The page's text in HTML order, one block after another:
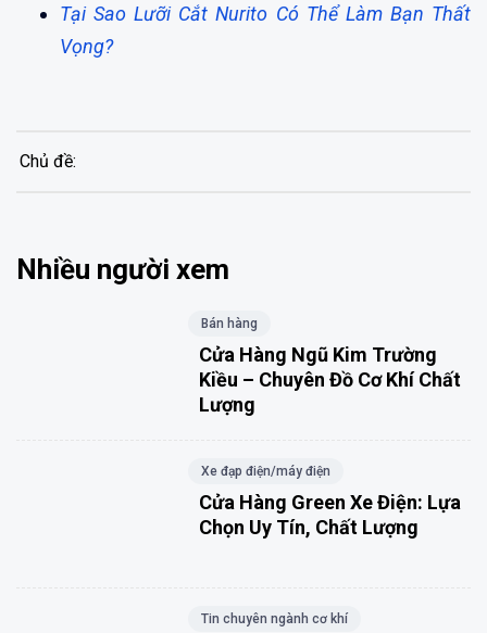
Tại Sao Lưỡi Cắt Nurito Có Thể Làm Bạn Thất
Vọng?
Chủ đề:
Nhiều người xem
Bán hàng
Cửa Hàng Ngũ Kim Trường
Kiều – Chuyên Đồ Cơ Khí Chất
Lượng
Xe đạp điện/máy điện
Cửa Hàng Green Xe Điện: Lựa
Chọn Uy Tín, Chất Lượng
Tin chuyên ngành cơ khí